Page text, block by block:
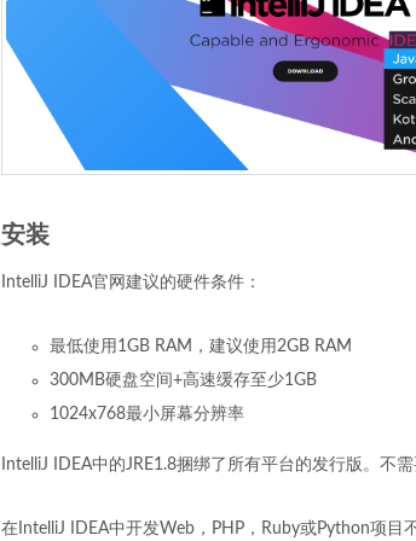
安装
IntelliJ IDEA官网建议的硬件条件：
最低使用1GB RAM，建议使用2GB RAM
300MB硬盘空间+高速缓存至少1GB
1024x768最小屏幕分辨率
IntelliJ IDEA中的JRE1.8捆绑了所有平台的发行版。不
在IntelliJ IDEA中开发Web，PHP，Ruby或Python项目